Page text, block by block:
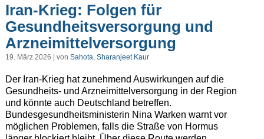
Iran-Krieg: Folgen für
Gesundheitsversorgung und
Arzneimittelversorgung
19. März 2026 | von Sahota, Sharanjeet Kaur
Der Iran-Krieg hat zunehmend Auswirkungen auf die
Gesundheits- und Arzneimittelversorgung in der Region
und könnte auch Deutschland betreffen.
Bundesgesundheitsministerin Nina Warken warnt vor
möglichen Problemen, falls die Straße von Hormus